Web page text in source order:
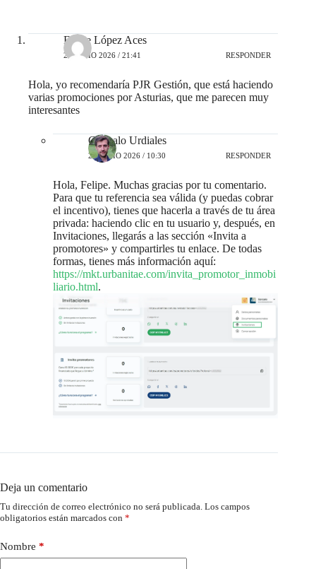
Felipe López Aces
25 JUNIO 2026 / 21:41 RESPONDER
Hola, yo recomendaría PJR Gestión, que está haciendo
varias promociones por Asturias, que me parecen muy
interesantes
Gonzalo Urdiales
26 JUNIO 2026 / 10:30 RESPONDER
Hola, Felipe. Muchas gracias por tu comentario.
Para que tu referencia sea válida (y puedas cobrar
el incentivo), tienes que hacerla a través de tu área
privada: haciendo clic en tu usuario y, después, en
Invitaciones, llegarás a las sección «Invita a
promotores» y compartirles tu enlace. De todas
formas, tienes más información aquí:
https://mkt.urbanitae.com/invita_promotor_inmobi
liario.html.
Deja un comentario
Tu dirección de correo electrónico no será publicada. Los campos
obligatorios están marcados con *
Nombre *